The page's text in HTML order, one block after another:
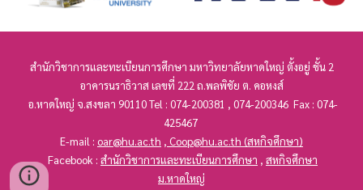
สำนักวิชาการและทะเบียนการศึกษา มหาวิทยาลัยหาดใหญ่ ตั้งอยู่ ชั้น 2
อาคารนราธิวาส เลขที่ 222 ถ.พลพิชัย ต. คอหงส์
อ.หาดใหญ่ จ.สงขลา 90110 Tel : 074-200381 , 074-200346 Fax : 074-
425467
E-mail : oar@hu.ac.th , Coop@hu.ac.th (สหกิจศึกษา)
Facebook : สำนักวิชาการและทะเบียนการศึกษา , สหกิจศึกษา
ม.หาดใหญ่